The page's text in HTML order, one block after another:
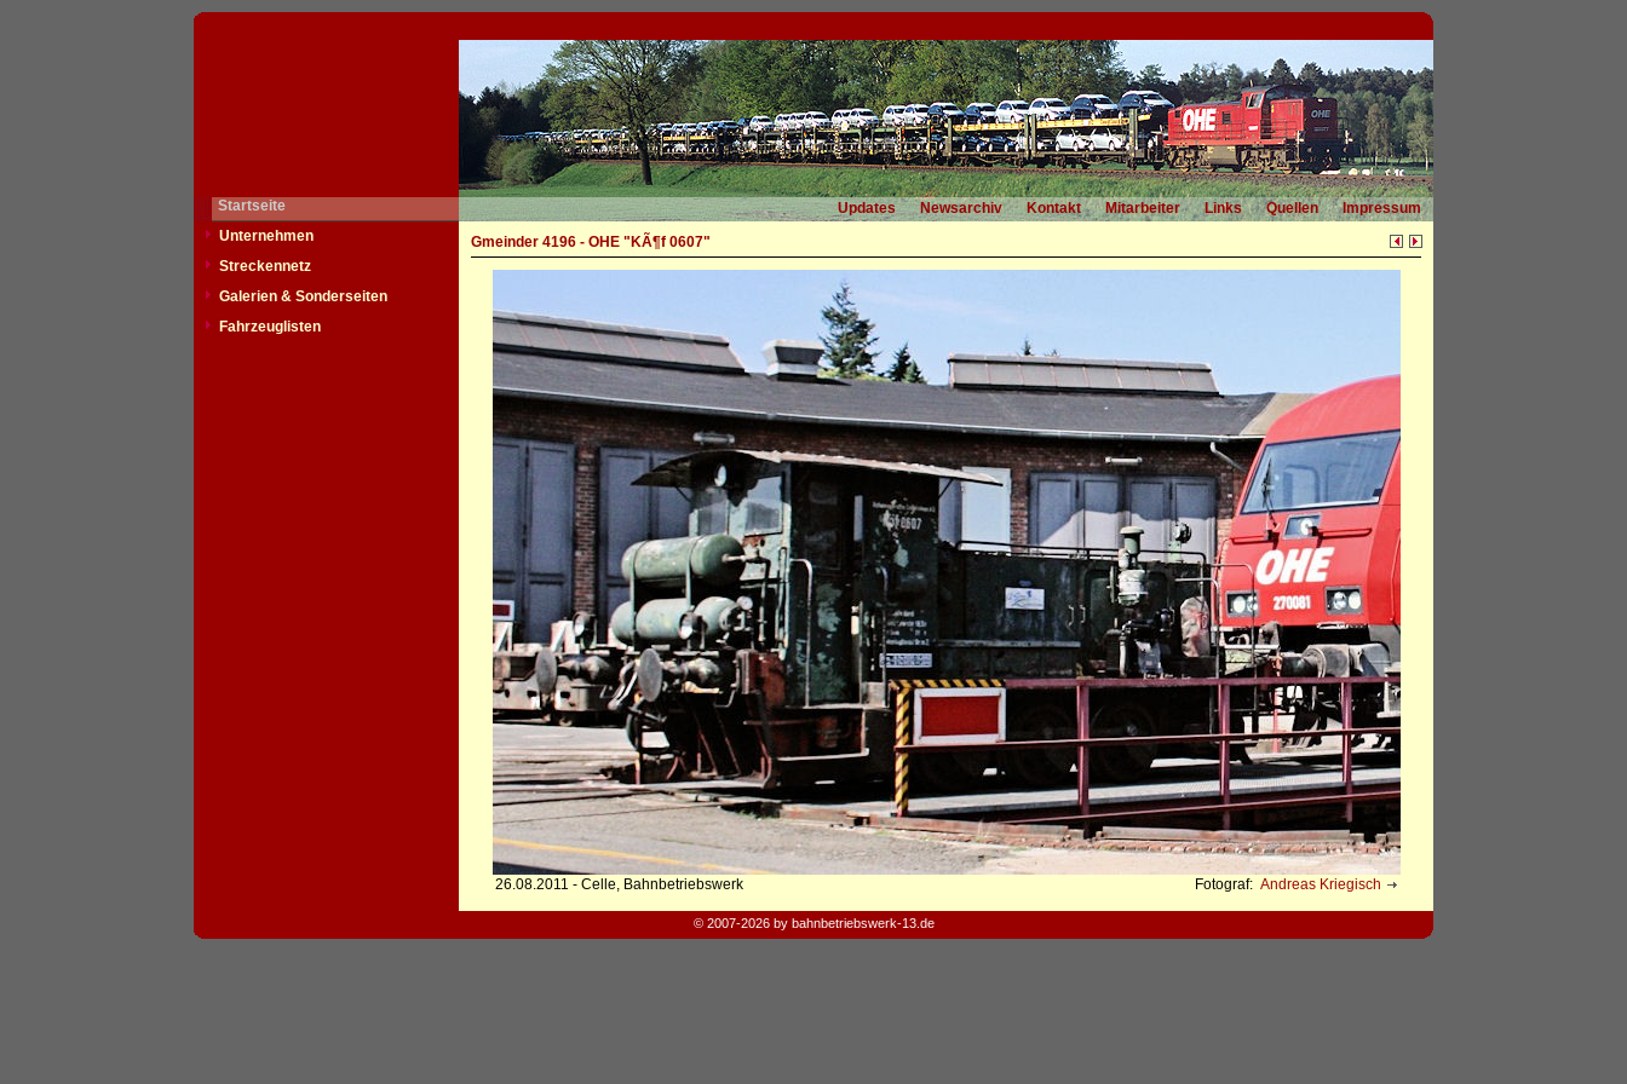
Startseite Updates Newsarchiv Kontakt Mitarbeiter Links Quellen
Impressum
Unternehmen
Streckennetz
Galerien & Sonderseiten
Fahrzeuglisten
Gmeinder 4196 - OHE "KÃ¶f 0607"
26.08.2011 - Celle, Bahnbetriebswerk Fotograf: Andreas Kriegisch
© 2007-2026 by bahnbetriebswerk-13.de